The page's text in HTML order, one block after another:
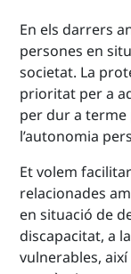
En els darrers
persones en
societat. La
prioritat per a
per dur a
l’autonomia
Et volem
relacionades
en situació de
discapacitat, a
vulnerables,